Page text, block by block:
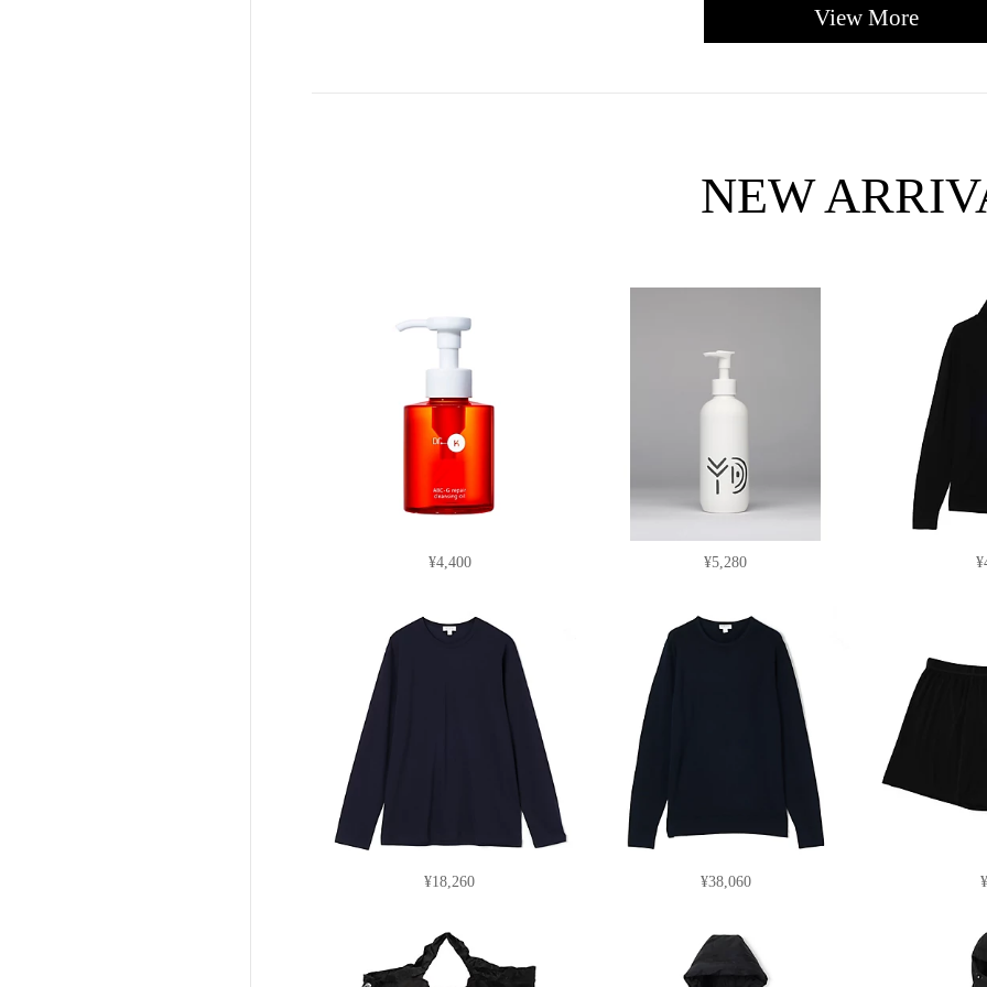
View More
NEW
¥4,400 ¥5,280
¥18,260 ¥38,060